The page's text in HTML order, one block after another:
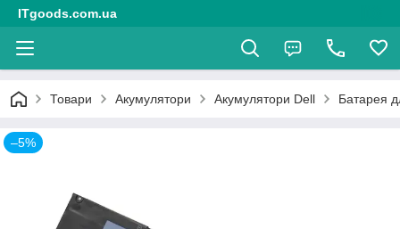
ITgoods.com.ua
Товари Акумулятори Акумулятори Dell Батарея
–5%